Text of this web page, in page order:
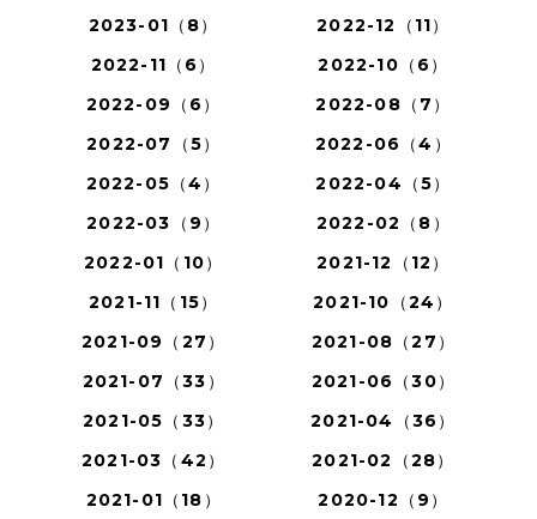
2023-01（8）
2022-12（11）
2022-11（6）
2022-10（6）
2022-09（6）
2022-08（7）
2022-07（5）
2022-06（4）
2022-05（4）
2022-04（5）
2022-03（9）
2022-02（8）
2022-01（10）
2021-12（12）
2021-11（15）
2021-10（24）
2021-09（27）
2021-08（27）
2021-07（33）
2021-06（30）
2021-05（33）
2021-04（36）
2021-03（42）
2021-02（28）
2021-01（18）
2020-12（9）